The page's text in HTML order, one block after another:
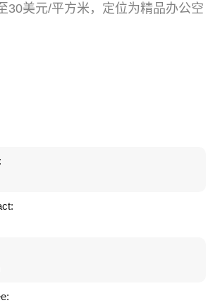
30美元/平方米，定位为精品办公空